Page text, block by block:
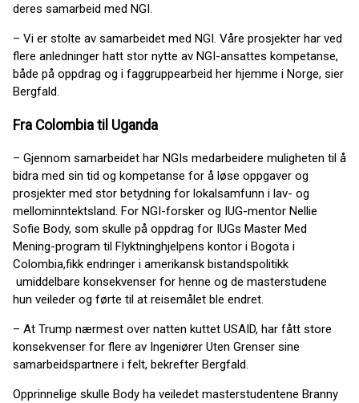
deres samarbeid med NGI.
– Vi er stolte av samarbeidet med NGI. Våre prosjekter har ved
flere anledninger hatt stor nytte av NGI-ansattes kompetanse,
både på oppdrag og i faggruppearbeid her hjemme i Norge, sier
Bergfald.
Fra Colombia til Uganda
– Gjennom samarbeidet har NGIs medarbeidere muligheten til å
bidra med sin tid og kompetanse for å løse oppgaver og
prosjekter med stor betydning for lokalsamfunn i lav- og
mellominntektsland. For NGI-forsker og IUG-mentor Nellie
Sofie Body, som skulle på oppdrag for IUGs Master Med
Mening-program til Flyktninghjelpens kontor i Bogota i
Colombia,fikk endringer i amerikansk bistandspolitikk
umiddelbare konsekvenser for henne og de masterstudene
hun veileder og førte til at reisemålet ble endret.
– At Trump nærmest over natten kuttet USAID, har fått store
konsekvenser for flere av Ingeniører Uten Grenser sine
samarbeidspartnere i felt, bekrefter Bergfald.
Opprinnelige skulle Body ha veiledet masterstudentene Branny